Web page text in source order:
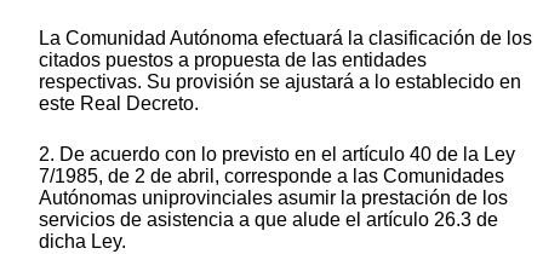
La Comunidad Autónoma efectuará la clasificación de los
citados puestos a propuesta de las entidades
respectivas. Su provisión se ajustará a lo establecido en
este Real Decreto.
2. De acuerdo con lo previsto en el artículo 40 de la Ley
7/1985, de 2 de abril, corresponde a las Comunidades
Autónomas uniprovinciales asumir la prestación de los
servicios de asistencia a que alude el artículo 26.3 de
dicha Ley.